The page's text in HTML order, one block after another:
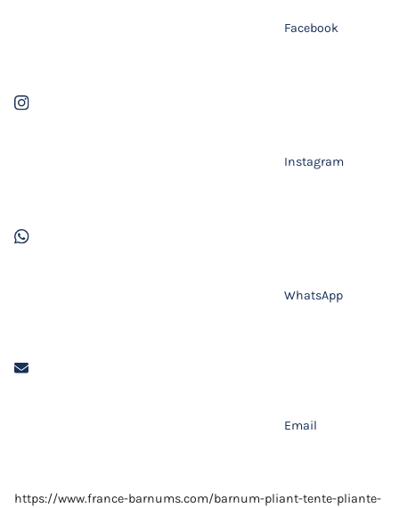
Facebook
Instagram
WhatsApp
Email
https://www.france-barnums.com/barnum-pliant-tente-pliante-